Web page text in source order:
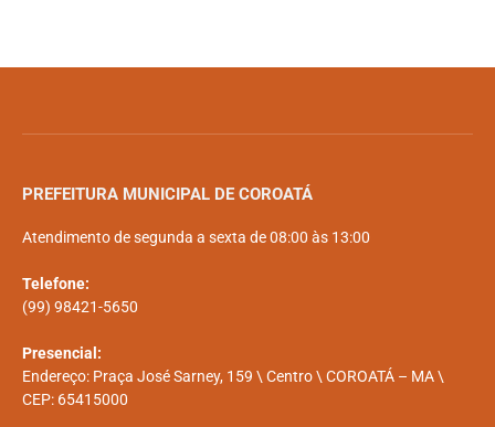
PREFEITURA MUNICIPAL DE COROATÁ
Atendimento de segunda a sexta de 08:00 às 13:00
Telefone:
(99) 98421-5650
Presencial:
Endereço: Praça José Sarney, 159 \ Centro \ COROATÁ – MA \
CEP: 65415000